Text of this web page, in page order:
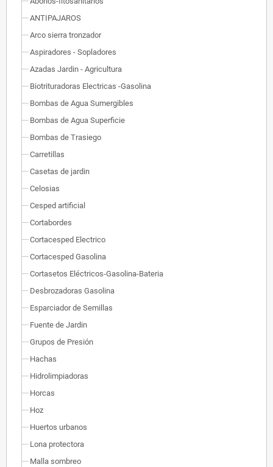
ANTIPAJAROS
Arco sierra tronzador
Aspiradores - Sopladores
Azadas Jardin - Agricultura
Biotrituradoras Electricas -Gasolina
Bombas de Agua Sumergibles
Bombas de Agua Superficie
Bombas de Trasiego
Carretillas
Casetas de jardin
Celosias
Cesped artificial
Cortabordes
Cortacesped Electrico
Cortacesped Gasolina
Cortasetos Eléctricos-Gasolina-Bateria
Desbrozadoras Gasolina
Esparciador de Semillas
Fuente de Jardin
Grupos de Presión
Hachas
Hidrolimpiadoras
Horcas
Hoz
Huertos urbanos
Lona protectora
Malla sombreo